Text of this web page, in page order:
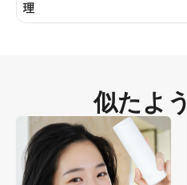
理
似たよ